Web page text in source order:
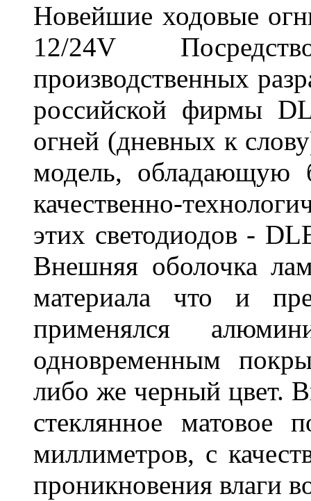
Новейшие ходовые
12/24V
производственных
российской фирмы
огней (дневных к
модель,
качественно-
этих светодиодов -
Внешняя оболочка
материала что и
применялся
одновременным
либо же черный цвет.
стеклянное матовое
миллиметров, с
проникновения влаги